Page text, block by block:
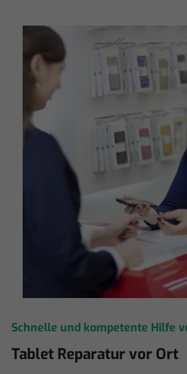
Schnelle und kompetente Hilfe
Tablet Reparatur vor Ort